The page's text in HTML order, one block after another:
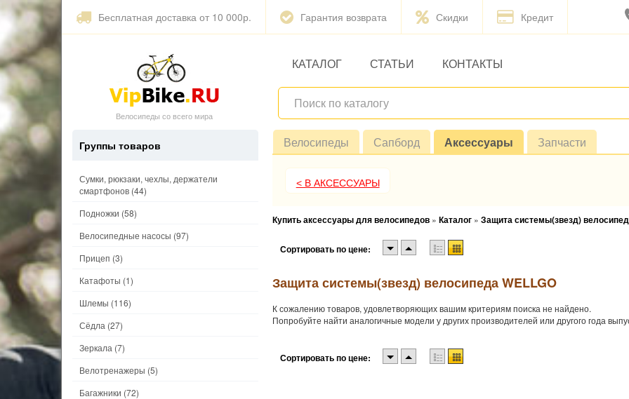
Бесплатная доставка от 10 000р. Гарантия возврата Скидки Кредит
Велосипеды со всего мира
КАТАЛОГ СТАТЬИ КОНТАКТЫ
Велосипеды Сапборд Аксессуары Запчасти
< В АКСЕССУАРЫ
Купить аксессуары для велосипедов » Каталог » Защита системы(звезд)
Сортировать по цене:
Защита системы(звезд) велосипеда WELLGO
К сожалению товаров, удовлетворяющих вашим критериям поиска не найдено.
Попробуйте найти аналогичные модели у других производителей или другого года
Сортировать по цене:
Группы товаров
Сумки, рюкзаки, чехлы, держатели
смартфонов (44)
Подножки (58)
Велосипедные насосы (97)
Прицеп (3)
Катафоты (1)
Шлемы (116)
Сёдла (27)
Зеркала (7)
Велотренажеры (5)
Багажники (72)